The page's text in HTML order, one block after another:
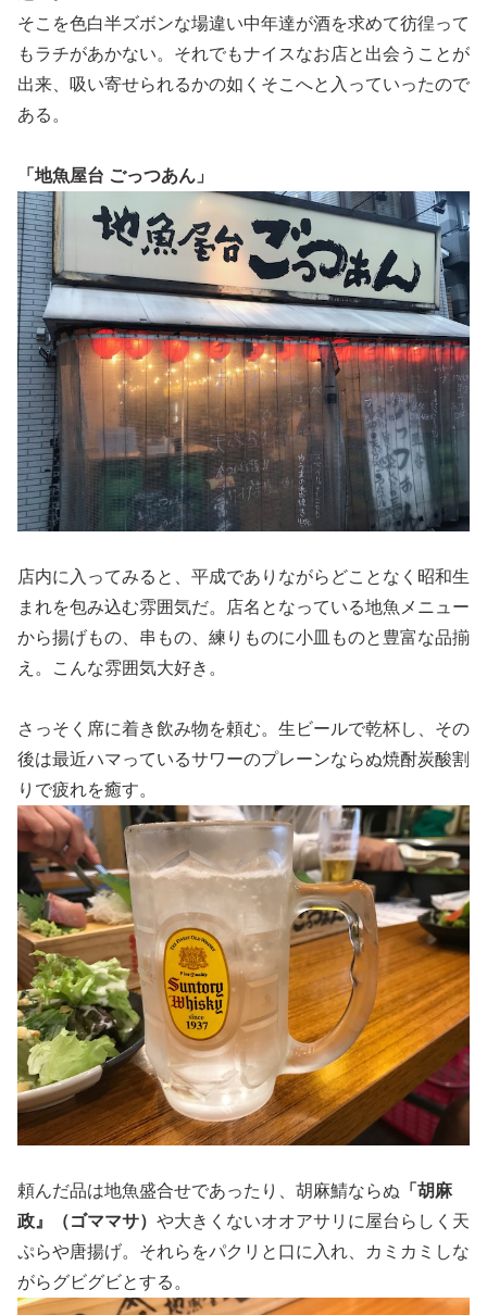
そこを色白半ズボンな場違い中年達が酒を求めて彷徨って
もラチがあかない。それでもナイスなお店と出会うことが
出来、吸い寄せられるかの如くそこへと入っていったので
ある。
「地魚屋台 ごっつあん」
店内に入ってみると、平成でありながらどことなく昭和生
まれを包み込む雰囲気だ。店名となっている地魚メニュー
から揚げもの、串もの、練りものに小皿ものと豊富な品揃
え。こんな雰囲気大好き。
さっそく席に着き飲み物を頼む。生ビールで乾杯し、その
後は最近ハマっているサワーのプレーンならぬ焼酎炭酸割
りで疲れを癒す。
頼んだ品は地魚盛合せであったり、胡麻鯖ならぬ 「胡麻
政』（ゴママサ） や大きくないオオアサリに屋台らしく天
ぷらや唐揚げ。それらをパクリと口に入れ、カミカミしな
がらグビグビとする。